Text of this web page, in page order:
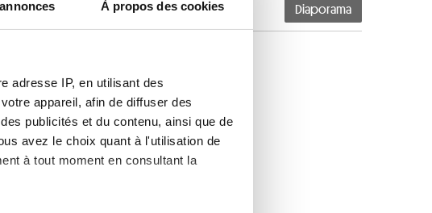
À propos des cookies
adresse IP, en utilisant des
appareil, afin de diffuser des
publicités et du contenu, ainsi que de
avez le choix quant à l'utilisation de
à tout moment en consultant la
Diaporama